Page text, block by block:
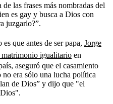
las frases más nombradas del
es gay y busca a Dios con
juzgarlo?”.
que antes de ser papa, Jorge
matrimonio igualitario en
aseguró que el casamiento
no era sólo una lucha política
de Dios” y dijo que "el